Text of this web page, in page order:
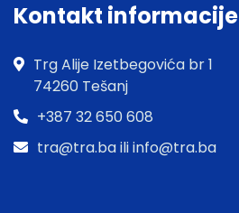
Kontakt informacije
Trg Alije Izetbegovića br 1
74260 Tešanj
+387 32 650 608
tra@tra.ba ili info@tra.ba